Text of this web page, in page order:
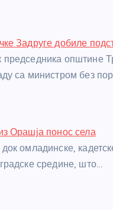
Задруге добиле
председника општине
са министром без
Орашја понос села
омладинске,
средине, што…